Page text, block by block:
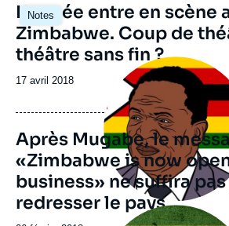
Notes
Image
principale
L'armée entre en scène
Zimbabwe. Coup de
théâtre sans fin ?
Date
publication
17 avril 2018
Image
principale
médiatique
Après Mugabe, le
«Zimbabwe is now
business» ne suffira
redresser le pays
Image